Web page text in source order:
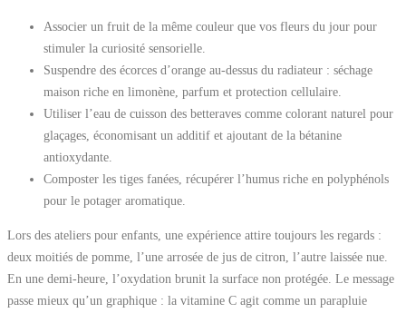
Associer un fruit de la même couleur que vos fleurs du jour pour
stimuler la curiosité sensorielle.
Suspendre des écorces d’orange au-dessus du radiateur : séchage
maison riche en limonène, parfum et protection cellulaire.
Utiliser l’eau de cuisson des betteraves comme colorant naturel pour
glaçages, économisant un additif et ajoutant de la bétanine
antioxydante.
Composter les tiges fanées, récupérer l’humus riche en polyphénols
pour le potager aromatique.
Lors des ateliers pour enfants, une expérience attire toujours les regards :
deux moitiés de pomme, l’une arrosée de jus de citron, l’autre laissée nue.
En une demi-heure, l’oxydation brunit la surface non protégée. Le message
passe mieux qu’un graphique : la vitamine C agit comme un parapluie